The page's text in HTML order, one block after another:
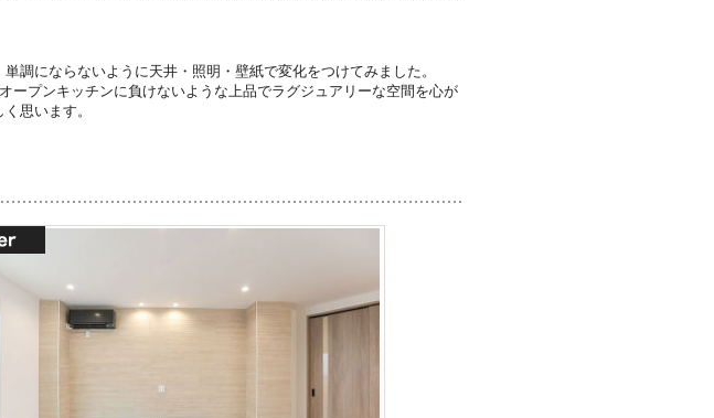
調にならないように天井・照明・壁紙で変化をつけてみました。
ープンキッチンに負けないような上品でラグジュアリーな空間を心が
思います。